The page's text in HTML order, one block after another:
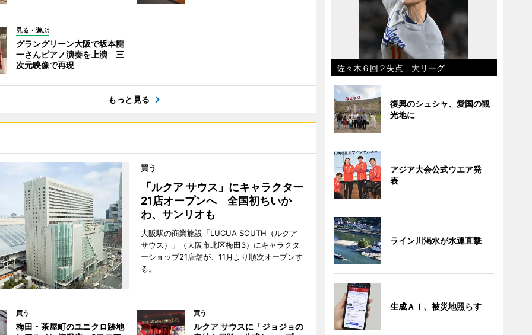
見る・遊ぶ
グラングリーン大阪で坂本龍
一さんピアノ演奏を上演 三
次元映像で再現
もっと見る
買う
「ルクア サウス」にキャラクター
21店オープンへ 全国初ちいか
わ、サンリオも
大阪駅の商業施設「LUCUA SOUTH（ルクア
サウス）」（大阪市北区梅田3）にキャラクタ
ーショップ21店舗が、11月より順次オープンす
る。
買う
梅田・茶屋町のユニクロ跡地
買う
ルクア サウスに「ジョジョの
佐々木６回２失点 大リーグ
復興のシュシャ、愛国の観
光地に
アジア大会公式ウエア発
表
ライン川渇水が水運直撃
生成ＡＩ、被災地照らす